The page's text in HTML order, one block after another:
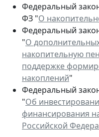
Федеральный
ФЗ "О
Федеральный
"О
накопительную
поддержке
накоплений"
Федеральный
"Об
финансирования
Российской